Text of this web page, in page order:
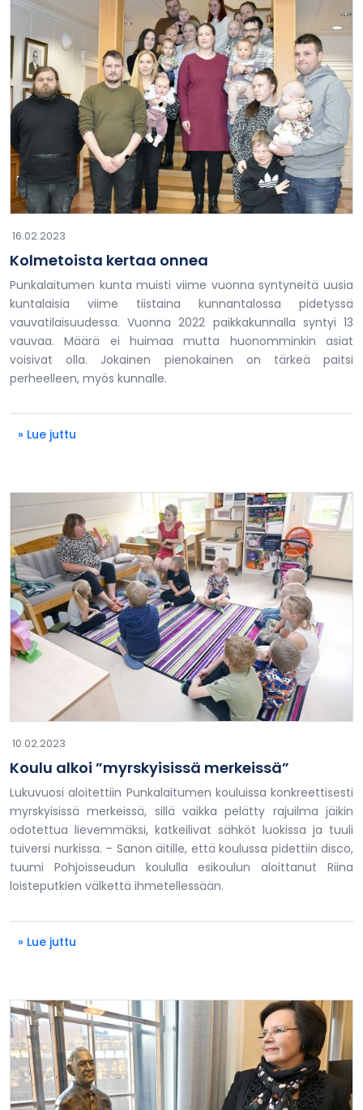
16.02.2023
Kolmetoista kertaa onnea
Punkalaitumen kunta muisti viime vuonna syntyneitä uusia
kuntalaisia viime tiistaina kunnantalossa pidetyssä
vauvatilaisuudessa. Vuonna 2022 paikkakunnalla syntyi 13
vauvaa. Määrä ei huimaa mutta huonomminkin asiat
voisivat olla. Jokainen pienokainen on tärkeä paitsi
perheelleen, myös kunnalle.
» Lue juttu
10.02.2023
Koulu alkoi ”myrskyisissä merkeissä”
Lukuvuosi aloitettiin Punkalaitumen kouluissa konkreettisesti
myrskyisissä merkeissä, sillä vaikka pelätty rajuilma jäikin
odotettua lievemmäksi, katkeilivat sähköt luokissa ja tuuli
tuiversi nurkissa. – Sanon äitille, että koulussa pidettiin disco,
tuumi Pohjoisseudun koululla esikoulun aloittanut Riina
loisteputkien välkettä ihmetellessään.
» Lue juttu